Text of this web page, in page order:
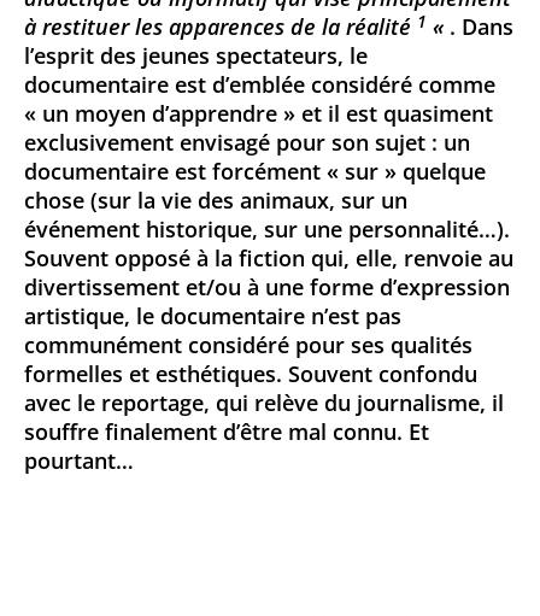
à restituer les apparences de la réalité 1 « . Dans
l’esprit des jeunes spectateurs, le
documentaire est d’emblée considéré comme
« un moyen d’apprendre » et il est quasiment
exclusivement envisagé pour son sujet : un
documentaire est forcément « sur » quelque
chose (sur la vie des animaux, sur un
événement historique, sur une personnalité…).
Souvent opposé à la fiction qui, elle, renvoie au
divertissement et/ou à une forme d’expression
artistique, le documentaire n’est pas
communément considéré pour ses qualités
formelles et esthétiques. Souvent confondu
avec le reportage, qui relève du journalisme, il
souffre finalement d’être mal connu. Et
pourtant…